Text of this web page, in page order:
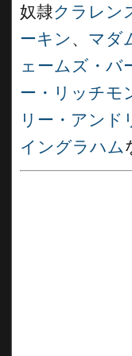
奴隷クラレン
ーキン 、 マダ
ェームズ・バ
ー・リッチモ
リー・アンド
イングラハム